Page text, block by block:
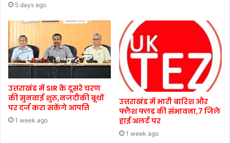
5 days ago
उत्तराखंड में SIR के दूसरे चरण
की सुनवाई शुरू,नजदीकी बूथों
पर दर्ज करा सकेंगे आपत्ति
1 week ago
उत्तराखंड में भारी बारिश और
फ्लैश फ्लड की संभावना,7 जिले
हाई अलर्ट पर
1 week ago